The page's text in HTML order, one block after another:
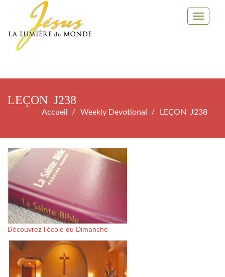
Toggle
LEÇON J238
Accueil Weekly Devotional LEÇON J238
Découvrez l’école du Dimanche